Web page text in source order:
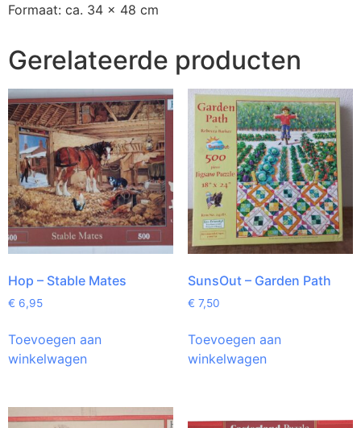
Formaat: ca. 34 x 48 cm
Gerelateerde producten
Hop – Stable Mates
€ 6,95
Toevoegen aan
winkelwagen
SunsOut – Garden Path
€ 7,50
Toevoegen aan
winkelwagen